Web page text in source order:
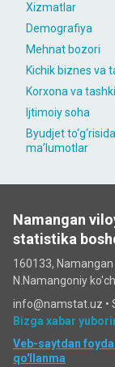
Xizmatlar
Demografiya
Mehnat bozori
Kichik biznes va
Korxona va
Ijtimoiy soha
Byudjet
maʼlumotlar
Namangan
statistika
160133, Namangan
N.Namangoniy
info@namstat.uz •
Bizga xabar
Veb-saytdan
qo'llanma